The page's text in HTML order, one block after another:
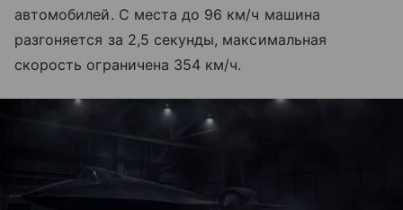
автомобилей. С места до 96 км/ч машина
разгоняется за 2,5 секунды, максимальная
скорость ограничена 354 км/ч.